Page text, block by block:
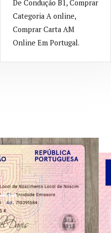
De Condução B1, Comprar
Categoria A​ online,
Comprar Carta AM
Online Em Portugal.